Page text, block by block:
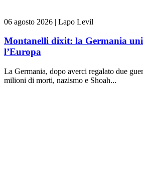
06 agosto 2026 | Lapo Levil
Montanelli dixit: la Germania
l’Europa
La Germania, dopo averci regalato due
milioni di morti, nazismo e Shoah...